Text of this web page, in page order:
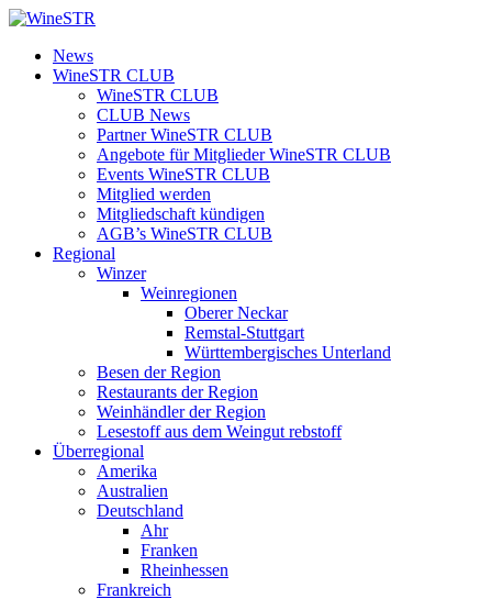
Zum
springen
WineSTR
News
WineSTR CLUB
WineSTR CLUB
CLUB News
Partner WineSTR CLUB
Angebote für Mitglieder WineSTR CLUB
Events WineSTR CLUB
Mitglied werden
Mitgliedschaft kündigen
AGB’s WineSTR CLUB
Regional
Winzer
Weinregionen
Oberer Neckar
Remstal-Stuttgart
Württembergisches Unterland
Besen der Region
Restaurants der Region
Weinhändler der Region
Lesestoff aus dem Weingut rebstoff
Überregional
Amerika
Australien
Deutschland
Ahr
Franken
Rheinhessen
Frankreich